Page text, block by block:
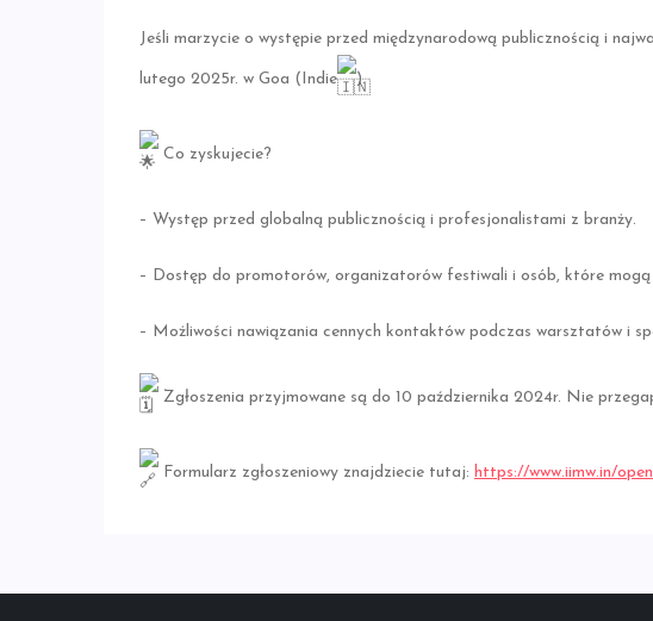
Jeśli marzycie o występie przed międzynarodową publicznością i
lutego 2025r. w Goa (Indie ).
Co zyskujecie?
– Występ przed globalną publicznością i profesjonalistami z branży.
– Dostęp do promotorów, organizatorów festiwali i osób, które
– Możliwości nawiązania cennych kontaktów podczas warsztatów i
Zgłoszenia przyjmowane są do 10 października 2024r. Nie
Formularz zgłoszeniowy znajdziecie tutaj: https://www.iimw.in/